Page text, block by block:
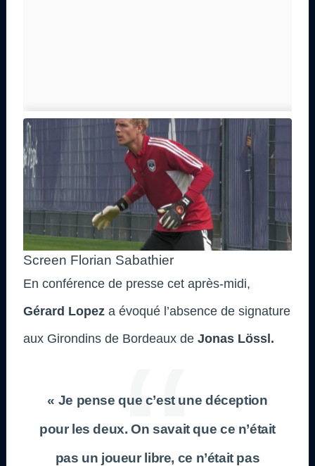
Screen Florian Sabathier
En conférence de presse cet après-midi,
Gérard Lopez a évoqué l’absence de signature
aux Girondins de Bordeaux de Jonas Lössl.
« Je pense que c’est une déception
pour les deux. On savait que ce n’était
pas un joueur libre, ce n’était pas